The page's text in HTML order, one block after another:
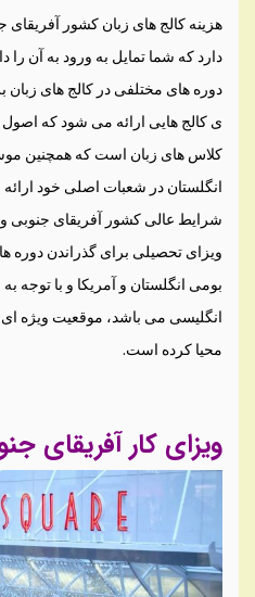
هزینه کالج های زبان کشور
دارد که شما تمایل به ورود به آن را
دوره های مختلفی در کالج های
ی کالج هایی ارائه می شود که
کلاس های زبان است که همچنین
انگلستان در شعبات اصلی خود ارائه
شرایط عالی کشور آفریقای جنوبی
ویزای تحصیلی برای گذراندن دوره
بومی انگلستان و آمریکا و با توجه
انگلیسی می باشد، موقعیت ویژه ای
محیا کرده است.
ویزای کار آفریقای